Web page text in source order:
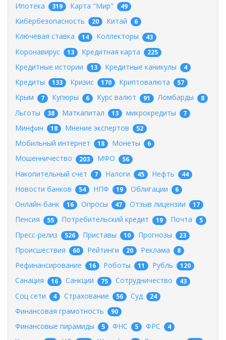
Ипотека 319 Карта "Мир" 49
Кибербезопасность 20 Китай 6
Ключевая ставка 14 Коллекторы 43
Коронавирус 13 Кредитная карта 225
Кредитные истории 13 Кредитные каникулы 4
Кредиты 133 Кризис 170 Криптовалюта 57
Крым 7 Купюры 6 Курс валют 91 Ломбарды 8
Льготы 38 Маткапитал 13 микрокредиты 7
Минфин 18 Мнение экспертов 52
Мобильный интернет 18 Монеты 6
Мошенничество 203 МФО 56
Накопительный счет 7 Налоги 45 Нефть 44
Новости банков 54 НПФ 19 Облигации 6
Онлайн-банк 16 Опросы 47 Отзыв лицензии 17
Пенсия 55 Потребительский кредит 19 Почта 5
Пресс-релиз 526 Приставы 10 Прогнозы 23
Происшествия 60 Рейтинги 20 Реклама 8
Рефинансирование 16 Роботы 11 Рубль 120
Санация 16 Санкции 75 Сотрудничество 43
Соц сети 4 Страхование 56 Суд 24
Финансовая грамотность 90
Финансовые пирамиды 5 ФНС 5 ФРС 4